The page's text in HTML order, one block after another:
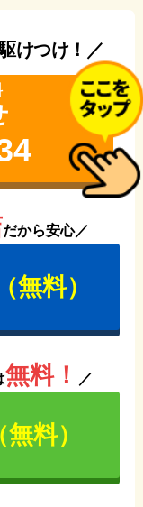
けつけ！／
だから安心／
無料）
無料！ ／
無料）